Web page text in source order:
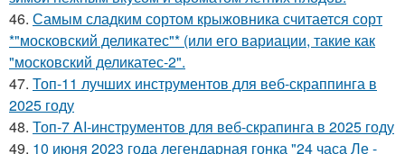
46. Самым сладким сортом крыжовника считается сорт
*"московский деликатес"* (или его вариации, такие как
"московский деликатес-2".
47. Топ-11 лучших инструментов для веб-скраппинга в
2025 году
48. Топ-7 AI-инструментов для веб-скрапинга в 2025 году
49. 10 июня 2023 года легендарная гонка "24 часа Ле -